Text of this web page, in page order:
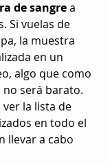
de sangre a
Si vuelas de
la muestra
en un
algo que como
será barato.
ver la lista de
en todo el
llevar a cabo